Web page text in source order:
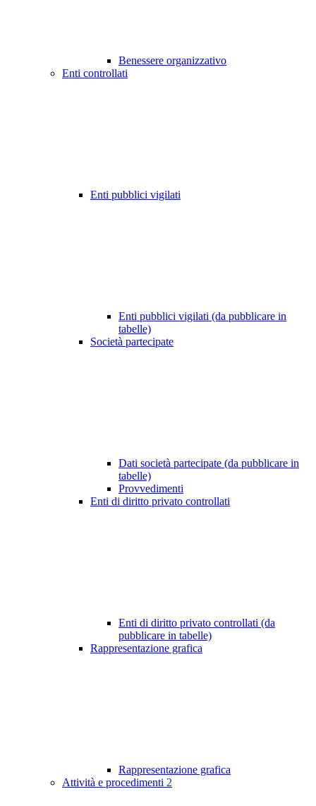
Benessere organizzativo
Enti controllati
Enti pubblici vigilati
Enti pubblici vigilati (da pubblicare in
tabelle)
Società partecipate
Dati società partecipate (da pubblicare in
tabelle)
Provvedimenti
Enti di diritto privato controllati
Enti di diritto privato controllati (da
pubblicare in tabelle)
Rappresentazione grafica
Rappresentazione grafica
Attività e procedimenti 2